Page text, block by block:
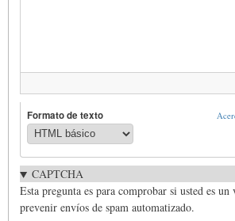
Formato de texto
CAPTCHA
Esta pregunta es para comprobar si usted es
prevenir envíos de spam automatizado.